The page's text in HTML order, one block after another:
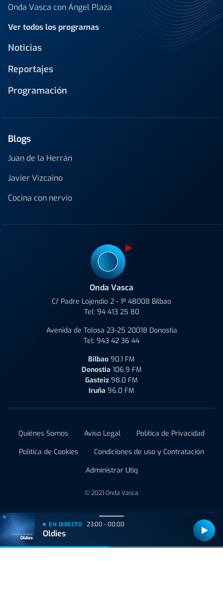
Onda Vasca con Ángel Plaza
Ver todos los programas
Noticias
Reportajes
Programación
Blogs
Juan de la Herrán
Javier Vizcaino
Cocina con nervio
Onda Vasca
C/ Padre Lojendio 2 - 1º 48008 Bilbao
Tel: 94 413 25 80
Avenida de Tolosa 23-25 20018 Donostia
Tel: 943 42 36 44
Bilbao 90.1 FM
Donostia 106.9 FM
Gasteiz 98.0 FM
Iruña 96.0 FM
Quiénes Somos Aviso Legal
Política de Privacidad
Política de Cookies
Condiciones de uso y Contratación
Administrar Utiq
© 2021 Onda Vasca
EN DIRECTO 23:00 - 00:00
Oldies